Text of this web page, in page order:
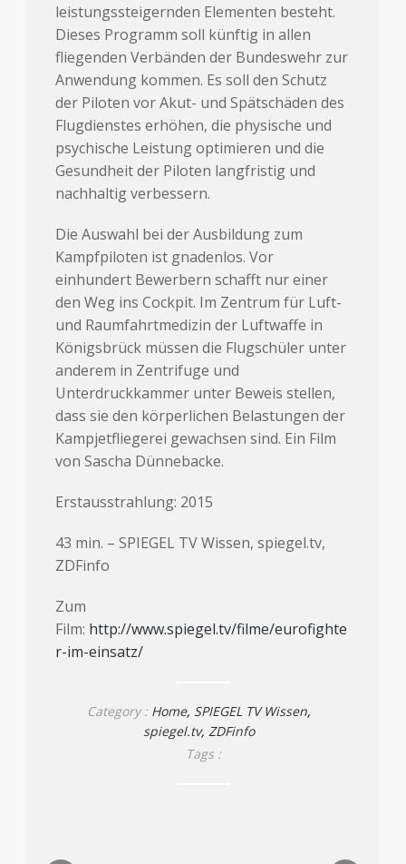
leistungssteigernden Elementen besteht.
Dieses Programm soll künftig in allen
fliegenden Verbänden der Bundeswehr zur
Anwendung kommen. Es soll den Schutz
der Piloten vor Akut- und Spätschäden des
Flugdienstes erhöhen, die physische und
psychische Leistung optimieren und die
Gesundheit der Piloten langfristig und
nachhaltig verbessern.
Die Auswahl bei der Ausbildung zum
Kampfpiloten ist gnadenlos. Vor
einhundert Bewerbern schafft nur einer
den Weg ins Cockpit. Im Zentrum für Luft-
und Raumfahrtmedizin der Luftwaffe in
Königsbrück müssen die Flugschüler unter
anderem in Zentrifuge und
Unterdruckkammer unter Beweis stellen,
dass sie den körperlichen Belastungen der
Kampjetfliegerei gewachsen sind. Ein Film
von Sascha Dünnebacke.
Erstausstrahlung: 2015
43 min. – SPIEGEL TV Wissen, spiegel.tv,
ZDFinfo
Zum
Film: http://www.spiegel.tv/filme/eurofighte
r-im-einsatz/
Category : Home, SPIEGEL TV Wissen,
spiegel.tv, ZDFinfo
Tags :